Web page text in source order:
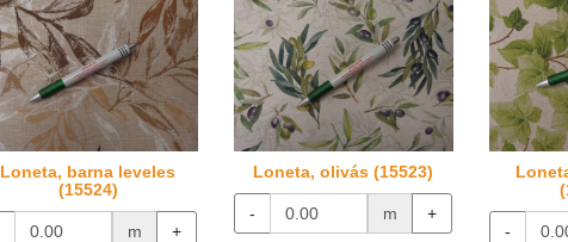
Loneta, barna leveles
(15524)
m +
Loneta, olivás (15523)
- m +
-